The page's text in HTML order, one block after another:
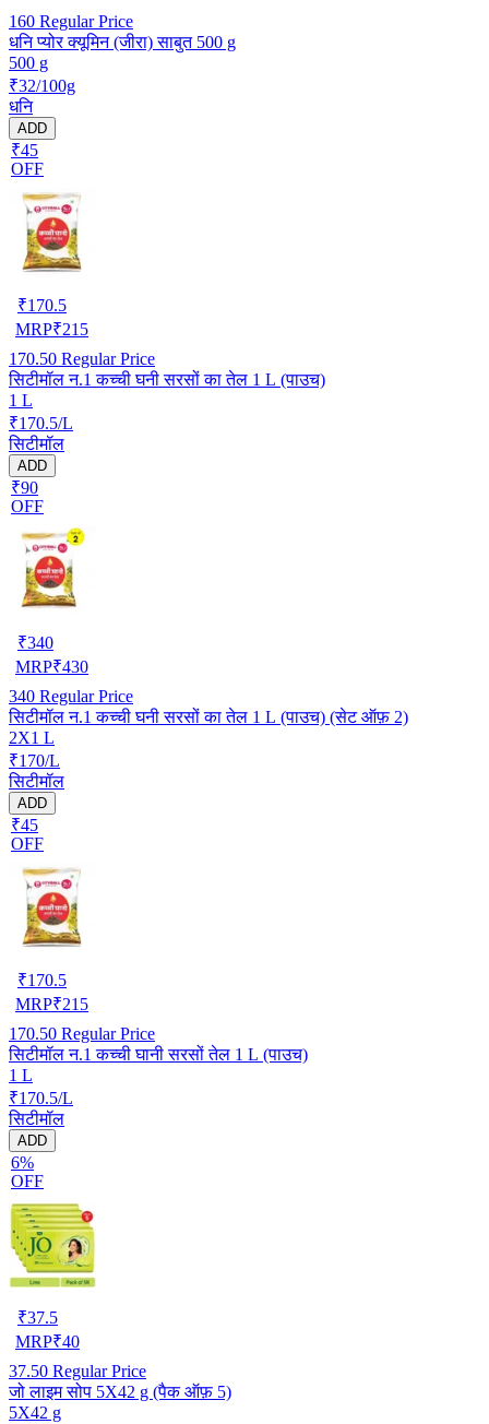
160 Regular Price
धनि प्योर क्यूमिन (जीरा) साबुत 500 g
500 g
₹32/100g
धनि
ADD
₹45
OFF
₹170.5
MRP₹215
170.50 Regular Price
सिटीमॉल न.1 कच्ची घनी सरसों का तेल 1 L (पाउच)
1 L
₹170.5/L
सिटीमॉल
ADD
₹90
OFF
₹340
MRP₹430
340 Regular Price
सिटीमॉल न.1 कच्ची घनी सरसों का तेल 1 L (पाउच) (सेट ऑफ़ 2)
2X1 L
₹170/L
सिटीमॉल
ADD
₹45
OFF
₹170.5
MRP₹215
170.50 Regular Price
सिटीमॉल न.1 कच्ची घानी सरसों तेल 1 L (पाउच)
1 L
₹170.5/L
सिटीमॉल
ADD
6%
OFF
₹37.5
MRP₹40
37.50 Regular Price
जो लाइम सोप 5X42 g (पैक ऑफ़ 5)
5X42 g